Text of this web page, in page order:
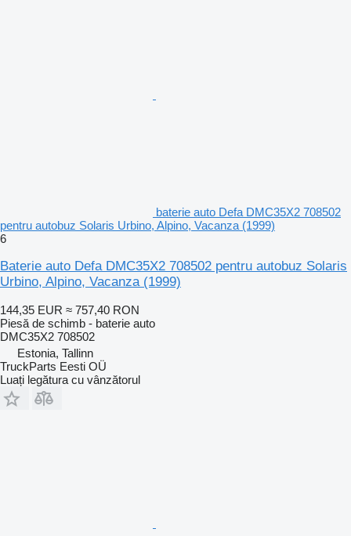
baterie auto Defa DMC35X2 708502
pentru autobuz Solaris Urbino, Alpino, Vacanza (1999)
6
Baterie auto Defa DMC35X2 708502 pentru autobuz Solaris
Urbino, Alpino, Vacanza (1999)
144,35 EUR ≈ 757,40 RON
Piesă de schimb - baterie auto
DMC35X2 708502
Estonia, Tallinn
TruckParts Eesti OÜ
Luați legătura cu vânzătorul